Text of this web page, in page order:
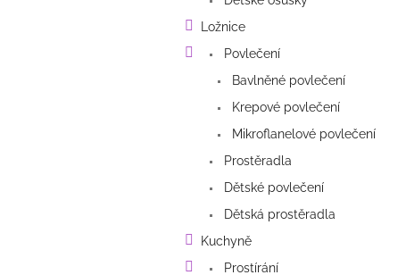
Ložnice
Povlečení
Bavlněné povlečení
Krepové povlečení
Mikroflanelové povlečení
Prostěradla
Dětské povlečení
Dětská prostěradla
Kuchyně
Prostírání